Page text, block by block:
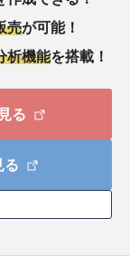
売が可能！
析機能を搭載！
る
る